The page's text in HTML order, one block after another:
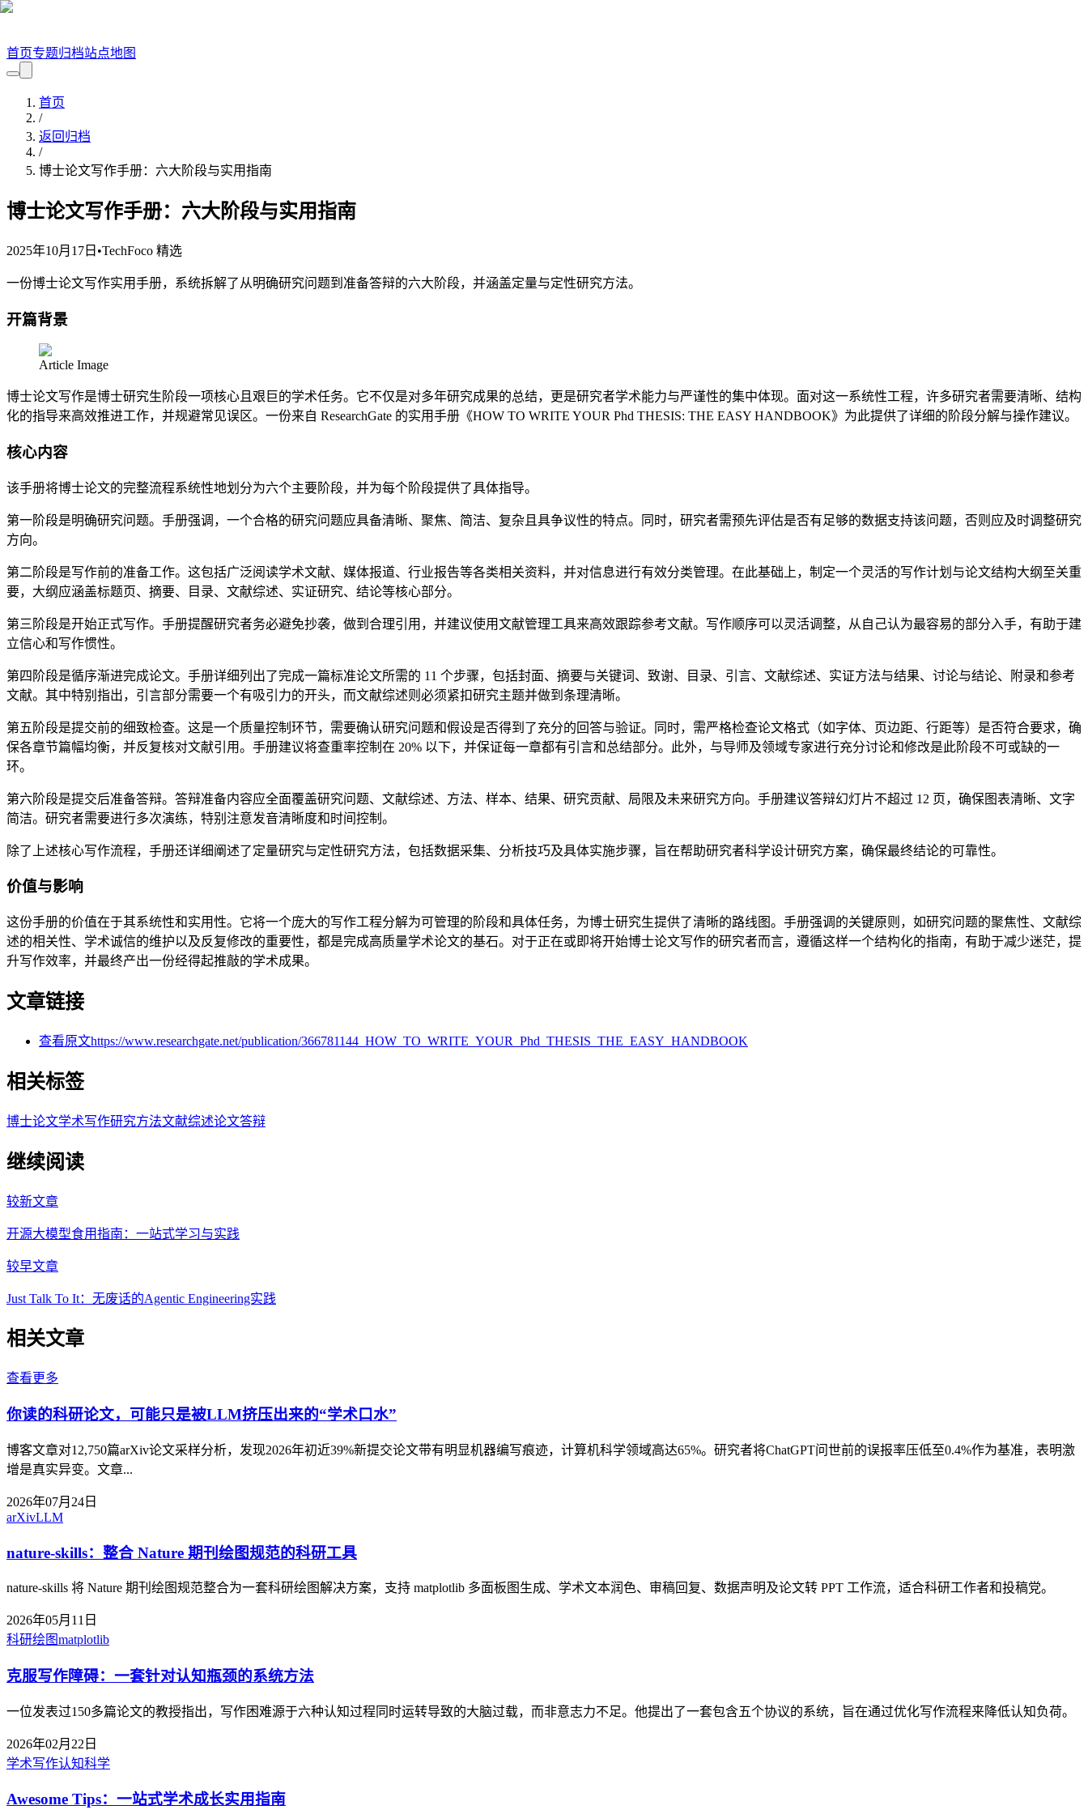
首页专题归档站点地图
首页
/
返回归档
/
博士论文写作手册：六大阶段与实用指南
博士论文写作手册：六大阶段与实用指南
2025年10月17日 •TechFoco 精选
一份博士论文写作实用手册，系统拆解了从明确研究问题到准备答辩的六大阶段，并涵盖定量与定性研究方法。
开篇背景
Article Image
博士论文写作是博士研究生阶段一项核心且艰巨的学术任务。它不仅是对多年研究成果的总结，更是研究者学术能力与严谨性的集中体现。面对这一系统性工程，许多研究者需要清晰、结构
化的指导来高效推进工作，并规避常见误区。一份来自 ResearchGate 的实用手册《HOW TO WRITE YOUR Phd THESIS: THE EASY HANDBOOK》为此提供了详细的阶段分解与操作建议。
核心内容
该手册将博士论文的完整流程系统性地划分为六个主要阶段，并为每个阶段提供了具体指导。
第一阶段是明确研究问题。手册强调，一个合格的研究问题应具备清晰、聚焦、简洁、复杂且具争议性的特点。同时，研究者需预先评估是否有足够的数据支持该问题，否则应及时调整研究
方向。
第二阶段是写作前的准备工作。这包括广泛阅读学术文献、媒体报道、行业报告等各类相关资料，并对信息进行有效分类管理。在此基础上，制定一个灵活的写作计划与论文结构大纲至关重
要，大纲应涵盖标题页、摘要、目录、文献综述、实证研究、结论等核心部分。
第三阶段是开始正式写作。手册提醒研究者务必避免抄袭，做到合理引用，并建议使用文献管理工具来高效跟踪参考文献。写作顺序可以灵活调整，从自己认为最容易的部分入手，有助于建
立信心和写作惯性。
第四阶段是循序渐进完成论文。手册详细列出了完成一篇标准论文所需的 11 个步骤，包括封面、摘要与关键词、致谢、目录、引言、文献综述、实证方法与结果、讨论与结论、附录和参考
文献。其中特别指出，引言部分需要一个有吸引力的开头，而文献综述则必须紧扣研究主题并做到条理清晰。
第五阶段是提交前的细致检查。这是一个质量控制环节，需要确认研究问题和假设是否得到了充分的回答与验证。同时，需严格检查论文格式（如字体、页边距、行距等）是否符合要求，确
保各章节篇幅均衡，并反复核对文献引用。手册建议将查重率控制在 20% 以下，并保证每一章都有引言和总结部分。此外，与导师及领域专家进行充分讨论和修改是此阶段不可或缺的一
环。
第六阶段是提交后准备答辩。答辩准备内容应全面覆盖研究问题、文献综述、方法、样本、结果、研究贡献、局限及未来研究方向。手册建议答辩幻灯片不超过 12 页，确保图表清晰、文字
简洁。研究者需要进行多次演练，特别注意发音清晰度和时间控制。
除了上述核心写作流程，手册还详细阐述了定量研究与定性研究方法，包括数据采集、分析技巧及具体实施步骤，旨在帮助研究者科学设计研究方案，确保最终结论的可靠性。
价值与影响
这份手册的价值在于其系统性和实用性。它将一个庞大的写作工程分解为可管理的阶段和具体任务，为博士研究生提供了清晰的路线图。手册强调的关键原则，如研究问题的聚焦性、文献综
述的相关性、学术诚信的维护以及反复修改的重要性，都是完成高质量学术论文的基石。对于正在或即将开始博士论文写作的研究者而言，遵循这样一个结构化的指南，有助于减少迷茫，提
升写作效率，并最终产出一份经得起推敲的学术成果。
文章链接
查看原文https://www.researchgate.net/publication/366781144_HOW_TO_WRITE_YOUR_Phd_THESIS_THE_EASY_HANDBOOK
相关标签
博士论文学术写作研究方法文献综述论文答辩
继续阅读
较新文章
开源大模型食用指南：一站式学习与实践
较早文章
Just Talk To It：无废话的Agentic Engineering实践
相关文章
查看更多
你读的科研论文，可能只是被LLM挤压出来的“学术口水”
博客文章对12,750篇arXiv论文采样分析，发现2026年初近39%新提交论文带有明显机器编写痕迹，计算机科学领域高达65%。研究者将ChatGPT问世前的误报率压低至0.4%作为基准，表明激
增是真实异变。文章...
2026年07月24日
arXivLLM
nature-skills：整合 Nature 期刊绘图规范的科研工具
nature-skills 将 Nature 期刊绘图规范整合为一套科研绘图解决方案，支持 matplotlib 多面板图生成、学术文本润色、审稿回复、数据声明及论文转 PPT 工作流，适合科研工作者和投稿党。
2026年05月11日
科研绘图matplotlib
克服写作障碍：一套针对认知瓶颈的系统方法
一位发表过150多篇论文的教授指出，写作困难源于六种认知过程同时运转导致的大脑过载，而非意志力不足。他提出了一套包含五个协议的系统，旨在通过优化写作流程来降低认知负荷。
2026年02月22日
学术写作认知科学
Awesome Tips：一站式学术成长实用指南